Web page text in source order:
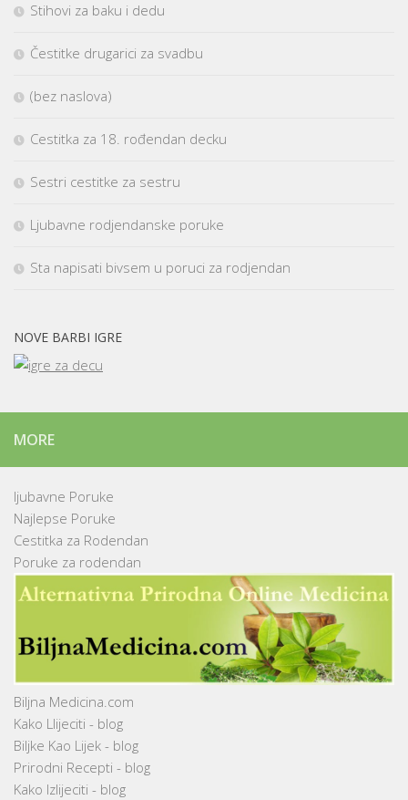
Stihovi za baku i dedu
Čestitke drugarici za svadbu
(bez naslova)
Cestitka za 18. rođendan decku
Sestri cestitke za sestru
Ljubavne rodjendanske poruke
Sta napisati bivsem u poruci za rodjendan
NOVE BARBI IGRE
MORE
ljubavne Poruke
Najlepse Poruke
Cestitka za Rodendan
Poruke za rodendan
Biljna Medicina.com
Kako Llijeciti - blog
Biljke Kao Lijek - blog
Prirodni Recepti - blog
Kako Izlijeciti - blog